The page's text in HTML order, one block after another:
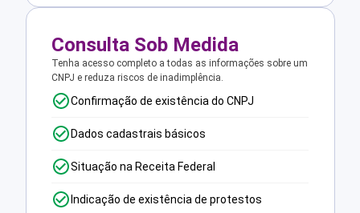
Consulta Sob Medida
Tenha acesso completo a todas as informações sobre um
CNPJ e reduza riscos de inadimplência.
Confirmação de existência do CNPJ
Dados cadastrais básicos
Situação na Receita Federal
Indicação de existência de protestos